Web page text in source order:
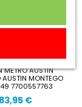
METRO AUSTIN
AUSTIN MONTEGO
7700557763
83,95 €